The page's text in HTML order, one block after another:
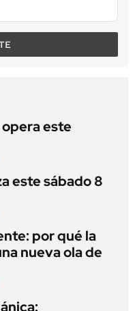
este
este sábado 8
por qué la
nueva ola de